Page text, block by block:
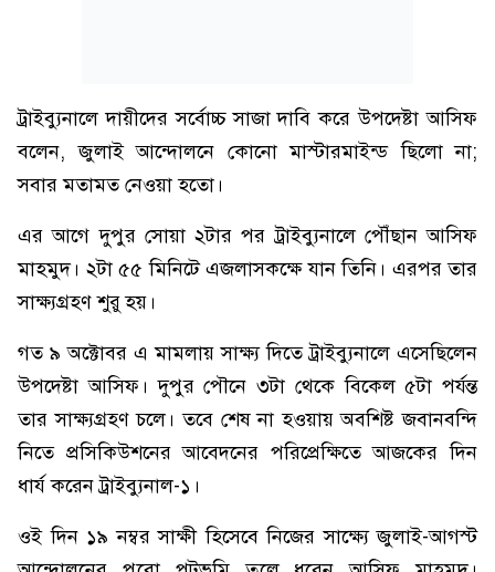
ট্রাইব্যুনালে দায়ীদের সর্বোচ্চ সাজা দাবি করে উপদেষ্টা আসিফ
বলেন, জুলাই আন্দোলনে কোনো মাস্টারমাইন্ড ছিলো না;
সবার মতামত নেওয়া হতো।
এর আগে দুপুর সোয়া ২টার পর ট্রাইব্যুনালে পৌঁছান আসিফ
মাহমুদ। ২টা ৫৫ মিনিটে এজলাসকক্ষে যান তিনি। এরপর তার
সাক্ষ্যগ্রহণ শুরু হয়।
গত ৯ অক্টোবর এ মামলায় সাক্ষ্য দিতে ট্রাইব্যুনালে এসেছিলেন
উপদেষ্টা আসিফ। দুপুর পৌনে ৩টা থেকে বিকেল ৫টা পর্যন্ত
তার সাক্ষ্যগ্রহণ চলে। তবে শেষ না হওয়ায় অবশিষ্ট জবানবন্দি
নিতে প্রসিকিউশনের আবেদনের পরিপ্রেক্ষিতে আজকের দিন
ধার্য করেন ট্রাইব্যুনাল-১।
ওই দিন ১৯ নম্বর সাক্ষী হিসেবে নিজের সাক্ষ্যে জুলাই-আগস্ট